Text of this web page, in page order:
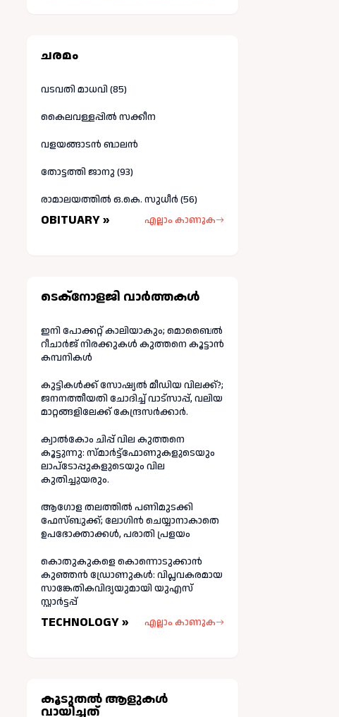
ചരമം
വടവതി മാധവി (85)
കൈലവള്ളപ്പിൽ സക്കീന
വളയങ്ങാടൻ ബാലൻ
തോട്ടത്തി ജാനു (93)
രാമാലയത്തിൽ ഒ.കെ. സുധീർ (56)
OBITUARY » എല്ലാം കാണുക
ടെക്നോളജി വാർത്തകള്‍
ഇനി പോക്കറ്റ് കാലിയാകും; മൊബൈൽ
റീചാർജ് നിരക്കുകൾ കുത്തനെ കൂട്ടാൻ
കമ്പനികൾ
കുട്ടികൾക്ക് സോഷ്യൽ മീഡിയ വിലക്ക്?;
ജനനത്തീയതി ചോദിച്ച് വാട്‌സാപ്പ്, വലിയ
മാറ്റങ്ങളിലേക്ക് കേന്ദ്രസർക്കാർ.
ക്വാൽകോം ചിപ്പ് വില കുത്തനെ
കൂട്ടുന്നു: സ്മാർട്ട്ഫോണുകളുടെയും
ലാപ്ടോപ്പുകളുടെയും വില
കുതിച്ചുയരും.
ആഗോള തലത്തിൽ പണിമുടക്കി
ഫേസ്ബുക്ക്; ലോഗിന്‍ ചെയ്യാനാകാതെ
ഉപഭോക്താക്കള്‍, പരാതി പ്രളയം
കൊതുകുകളെ കൊന്നൊടുക്കാൻ
കുഞ്ഞൻ ഡ്രോണുകൾ: വിപ്ലവകരമായ
സാങ്കേതികവിദ്യയുമായി യുഎസ്
സ്റ്റാർട്ടപ്പ്
TECHNOLOGY » എല്ലാം കാണുക
കൂടുതല്‍ ആളുകള്‍
വായിച്ചത്